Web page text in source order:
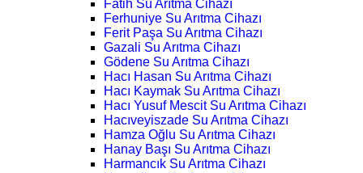
Fatih Su Arıtma Cihazı
Ferhuniye Su Arıtma Cihazı
Ferit Paşa Su Arıtma Cihazı
Gazali Su Arıtma Cihazı
Gödene Su Arıtma Cihazı
Hacı Hasan Su Arıtma Cihazı
Hacı Kaymak Su Arıtma Cihazı
Hacı Yusuf Mescit Su Arıtma Cihazı
Hacıveyiszade Su Arıtma Cihazı
Hamza Oğlu Su Arıtma Cihazı
Hanay Başı Su Arıtma Cihazı
Harmancık Su Arıtma Cihazı